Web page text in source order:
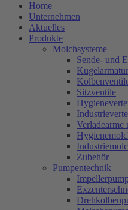
Home
Unternehmen
Aktuelles
Produkte
Molchsysteme
Sende- und
Sitzventile
Verladearme
Zubehör
Pumpentechnik